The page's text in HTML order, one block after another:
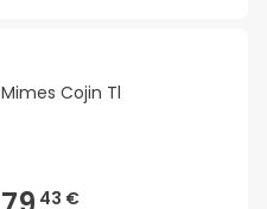
Mimes Cojin Tl
43 €